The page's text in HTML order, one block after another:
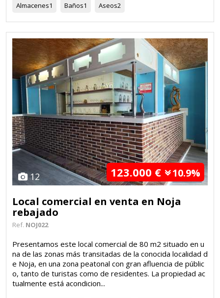
Almacenes1 Baños1 Aseos2
12 123.000 € 10.9%
Local comercial en venta en Noja
rebajado
Ref. NOJ022
Presentamos este local comercial de 80 m2 situado en u
na de las zonas más transitadas de la conocida localidad d
e Noja, en una zona peatonal con gran afluencia de públic
o, tanto de turistas como de residentes. La propiedad ac
tualmente está acondicion...